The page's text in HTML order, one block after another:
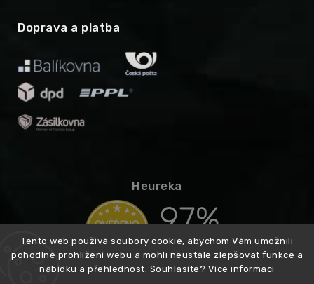
Tento web používá soubory cookie, abychom Vám umožnili
pohodlné prohlížení webu a mohli neustále zlepšovat funkce a
nabídku a přehlednost. Souhlasíte? Více informací
Doprava a platba
Heureka